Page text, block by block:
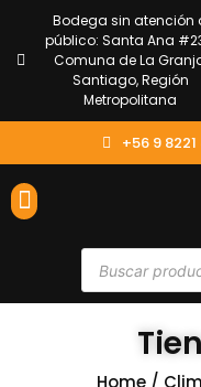
Bodega sin atención
público: Santa Ana
Comuna de La
Santiago, Región
Metropolitana
+56 9
Home /